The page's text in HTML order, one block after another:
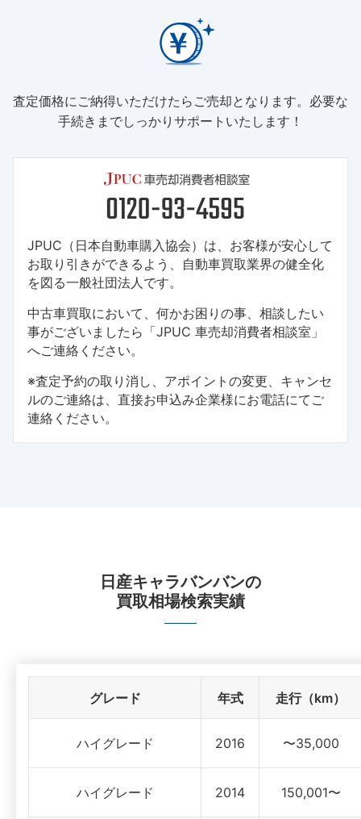
査定価格にご納得いただけたらご売却となります。必要な
手続きまでしっかりサポートいたします！
JPUC（日本自動車購入協会）は、お客様が安心して
お取り引きができるよう、自動車買取業界の健全化
を図る一般社団法人です。
中古車買取において、何かお困りの事、相談したい
事がございましたら「JPUC 車売却消費者相談室」
へご連絡ください。
※査定予約の取り消し、アポイントの変更、キャンセ
ルのご連絡は、直接お申込み企業様にお電話にてご
連絡ください。
日産キャラバンバンの
買取相場検索実績
グレード 年式 走行（km）
ハイグレード 2016 〜35,000
ハイグレード 2014 150,001〜